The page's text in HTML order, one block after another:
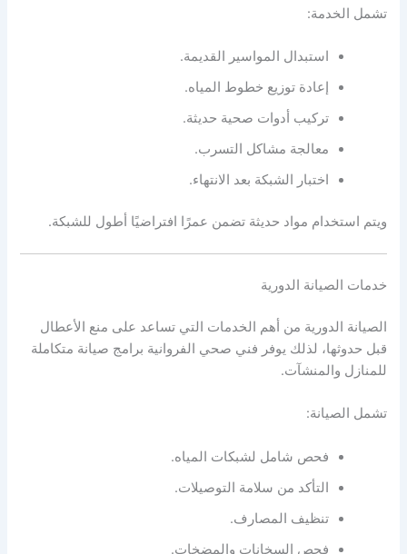
تشمل الخدمة:
استبدال المواسير القديمة.
إعادة توزيع خطوط المياه.
تركيب أدوات صحية حديثة.
معالجة مشاكل التسرب.
اختبار الشبكة بعد الانتهاء.
ويتم استخدام مواد حديثة تضمن عمرًا افتراضيًا أطول للشبكة.
خدمات الصيانة الدورية
الصيانة الدورية من أهم الخدمات التي تساعد على منع الأعطال
قبل حدوثها، لذلك يوفر فني صحي الفروانية برامج صيانة متكاملة
للمنازل والمنشآت.
تشمل الصيانة:
فحص شامل لشبكات المياه.
التأكد من سلامة التوصيلات.
تنظيف المصارف.
فحص السخانات والمضخات.